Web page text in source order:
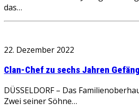
das…
22. Dezember 2022
Clan-Chef zu sechs Jahren
DÜSSELDORF – Das
Zwei seiner Söhne…